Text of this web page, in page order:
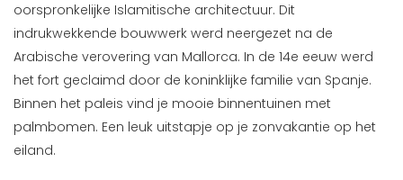
oorspronkelijke Islamitische architectuur. Dit
indrukwekkende bouwwerk werd neergezet na de
Arabische verovering van Mallorca. In de 14e eeuw werd
het fort geclaimd door de koninklijke familie van Spanje.
Binnen het paleis vind je mooie binnentuinen met
palmbomen. Een leuk uitstapje op je zonvakantie op het
eiland.